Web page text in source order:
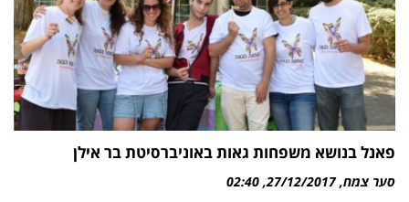
פאנל בנושא משפחות גאות באוניברסיטת בר אילן
סער צמח 27/12/2017
02:40